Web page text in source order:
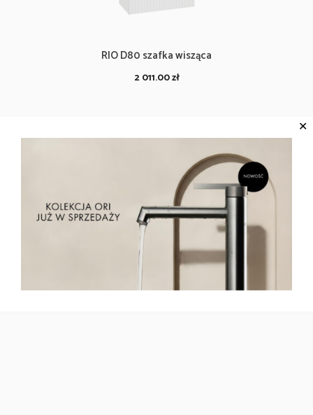
RIO D80 szafka wisząca
2 011.00zł
✕